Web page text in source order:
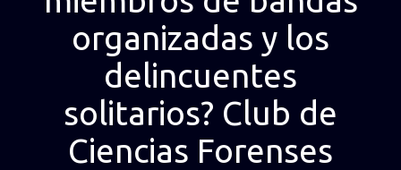
organizadas y los
delincuentes
solitarios? Club de
Ciencias Forenses